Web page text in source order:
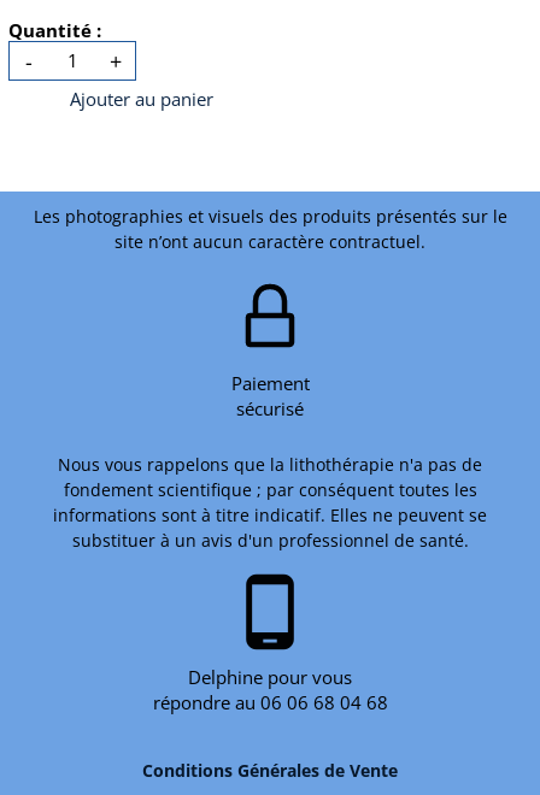
Quantité :
- +
Ajouter au panier
Les photographies et visuels des produits présentés sur le
site n’ont aucun caractère contractuel.
Paiement
sécurisé
Nous vous rappelons que la lithothérapie n'a pas de
fondement scientifique ; par conséquent toutes les
informations sont à titre indicatif. Elles ne peuvent se
substituer à un avis d'un professionnel de santé.
phone_android
Delphine pour vous
répondre au 06 06 68 04 68
Conditions Générales de Vente